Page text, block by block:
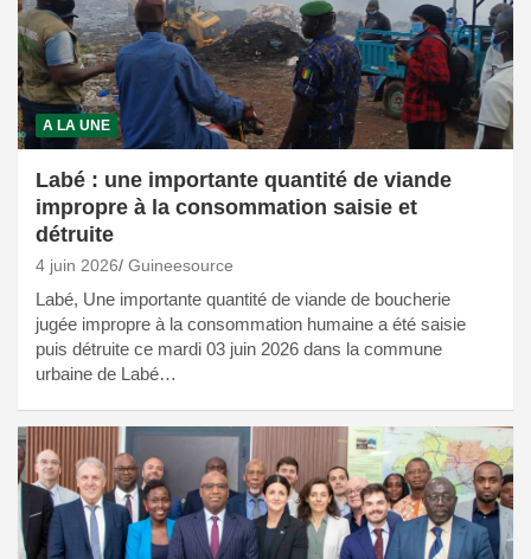
A LA UNE
Labé : une importante quantité de viande
impropre à la consommation saisie et
détruite
4 juin 2026 Guineesource
Labé, Une importante quantité de viande de boucherie
jugée impropre à la consommation humaine a été saisie
puis détruite ce mardi 03 juin 2026 dans la commune
urbaine de Labé…